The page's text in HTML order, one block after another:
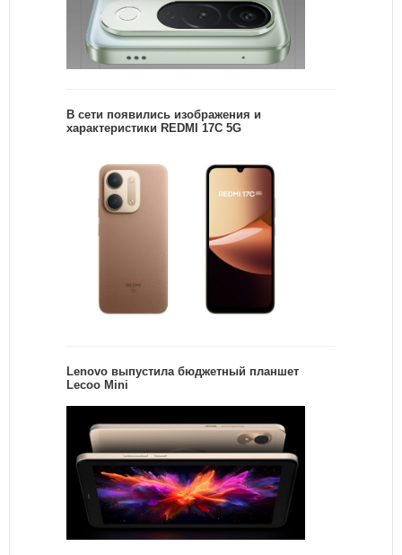
В сети появились изображения и
характеристики REDMI 17C 5G
Lenovo выпустила бюджетный планшет
Lecoo Mini